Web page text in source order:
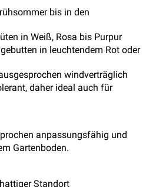
bis in den
in Weiß, Rosa bis Purpur
in leuchtendem Rot oder
windverträglich
daher ideal auch für
anpassungsfähig und
Gartenboden.
Standort